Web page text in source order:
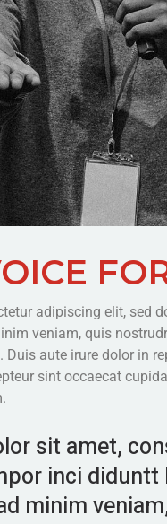
adipiscing elit, sed
veniam, quis
aute irure dolor in
sint occaecat
sit amet,
inci diduntt
minim